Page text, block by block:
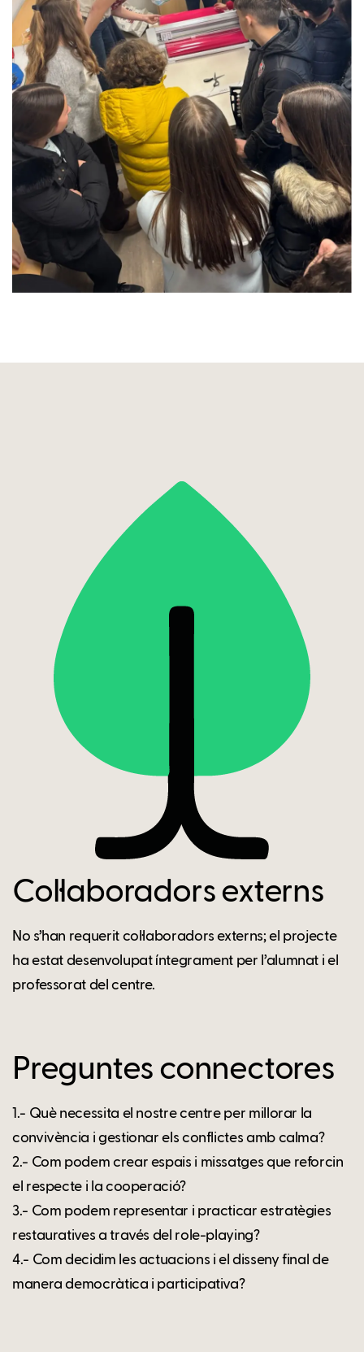
Col·laboradors externs
No s’han requerit col·laboradors externs; el projecte
ha estat desenvolupat íntegrament per l’alumnat i el
professorat del centre.
Preguntes connectores
1.- Què necessita el nostre centre per millorar la
convivència i gestionar els conflictes amb calma?
2.- Com podem crear espais i missatges que reforcin
el respecte i la cooperació?
3.- Com podem representar i practicar estratègies
restauratives a través del role-playing?
4.- Com decidim les actuacions i el disseny final de
manera democràtica i participativa?